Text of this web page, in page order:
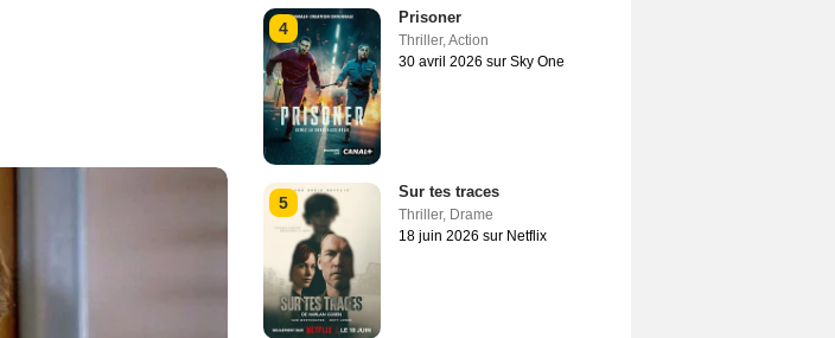
4
Prisoner
Thriller,Action
30 avril 2026 sur Sky One
5
Sur tes traces
Thriller, Drame
18 juin 2026 sur Netflix